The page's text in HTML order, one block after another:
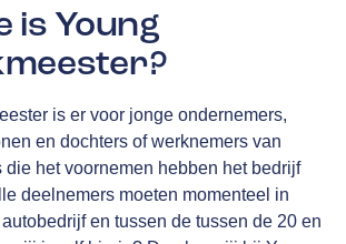
is Young
is er voor jonge ondernemers,
en dochters of werknemers van
die het voornemen hebben het bedrijf
deelnemers moeten momenteel in
en tussen de tussen de 20 en